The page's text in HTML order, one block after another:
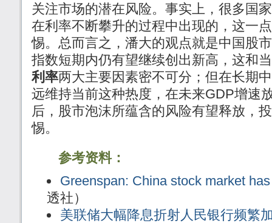
关注市场的潜在风险。事实上，很多国
在利率不断攀升的过程中出现的，这一
惕。总而言之，潘大的观点就是中国股
指数短期内仍有望继续创出新高，这和
利率两大主要因素密不可分；但在长期
远维持当前这种热度，在未来GDP增速
后，股市泡沫所蕴含的风险有望释放，
惕。
参考资料：
Greenspan: China stock market
透社）
美联储大幅降息折射人民银行频繁